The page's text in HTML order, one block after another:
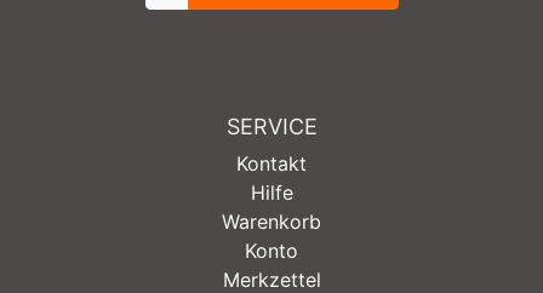
SERVICE
Kontakt
Hilfe
Warenkorb
Konto
Merkzettel